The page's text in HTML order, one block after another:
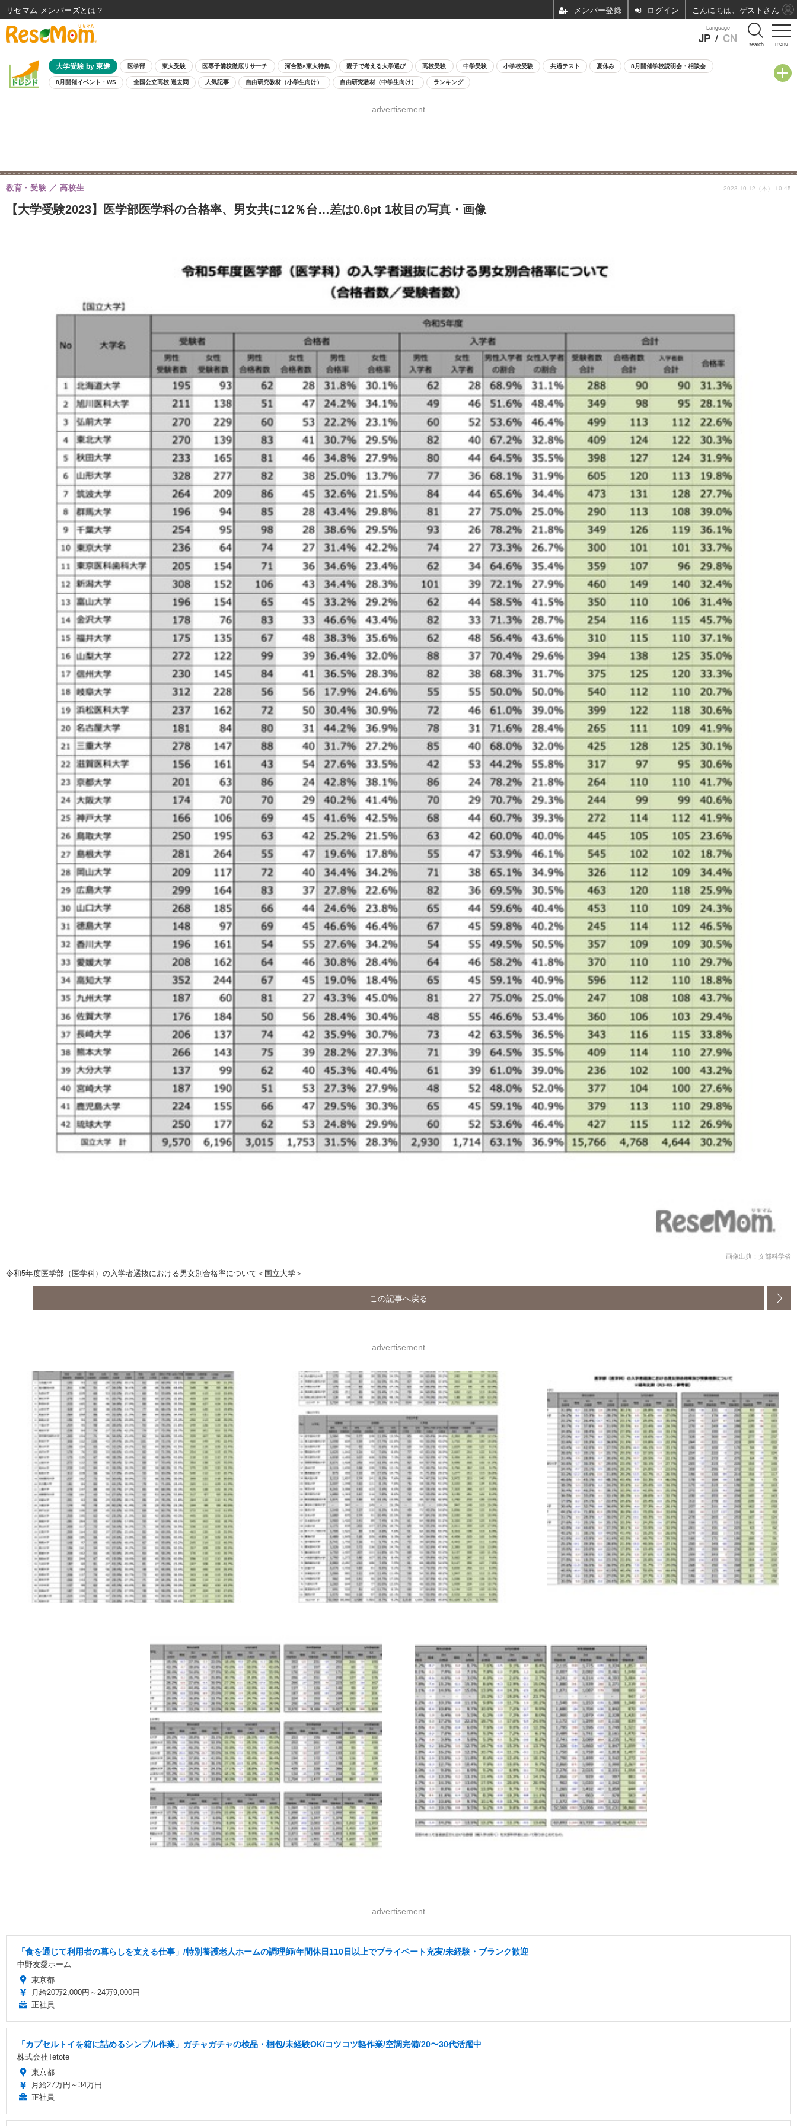
menu
Language
JP / CN search
大学受験 by 東進 医学部 東大受験 医専予備校徹底リサーチ 河合塾×東大特集 親子で考える大学選び 高校受験 中学受験 小学校受験 共通テスト 夏休み 8月開催学校説明会・相談会
8月開催イベント・WS 全国公立高校 過去問 人気記事 自由研究教材（小学生向け） 自由研究教材（中学生向け） ランキング
advertisement
【大学受験2023】医学部医学科の合格率、男女共に12％台…差は0.6pt 1枚目の写真・画像
教育・受験 高校生 2023.10.12（木） 10:45
画像出典：文部科学省
令和5年度医学部（医学科）の⼊学者選抜における男⼥別合格率について＜国立大学＞
この記事へ戻る
advertisement
advertisement
「食を通じて利用者の暮らしを支える仕事」/特別養護老人ホームの調理師/年間休日110日以上でプライベート充実/未経験・ブランク歓迎
中野友愛ホーム
東京都
月給20万2,000円～24万9,000円
正社員
「カプセルトイを箱に詰めるシンプル作業」ガチャガチャの検品・梱包/未経験OK/コツコツ軽作業/空調完備/20〜30代活躍中
株式会社Tetote
東京都
月給27万円～34万円
正社員
リセマム メンバーズ ログイン こんにちは、ゲストさん